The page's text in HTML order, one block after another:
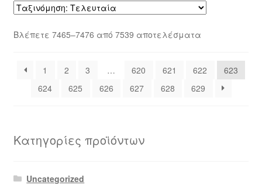
Βλέπετε 7465–7476 από 7539 αποτελέσματαSorted
latest
1
2 3 … 620 621 622
623
624
625 626 627 628 629
Κατηγορίες προϊόντων
Uncategorized